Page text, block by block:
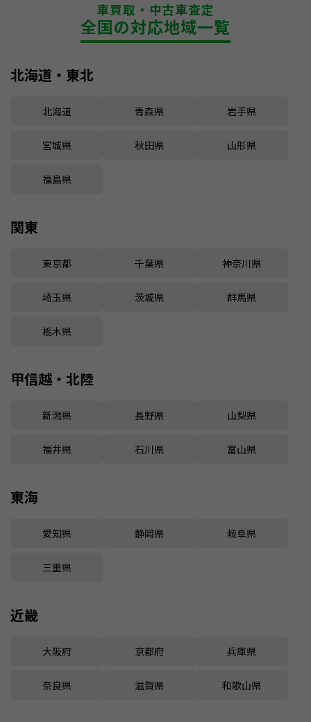
車買取・中古車査定
全国の対応地域一覧
北海道・東北
北海道 青森県 岩手県
宮城県 秋田県 山形県
福島県
関東
東京都 千葉県 神奈川県
埼玉県 茨城県 群馬県
栃木県
甲信越・北陸
新潟県 長野県 山梨県
福井県 石川県 富山県
東海
愛知県 静岡県 岐阜県
三重県
近畿
大阪府 京都府 兵庫県
奈良県 滋賀県 和歌山県